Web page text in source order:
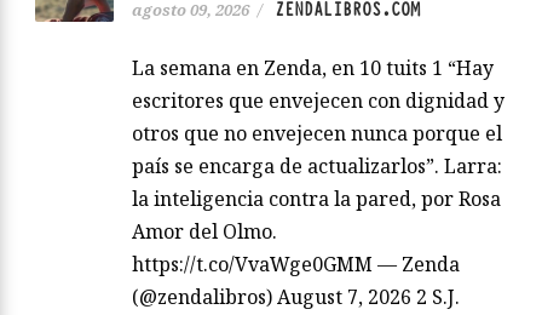
agosto 09, 2026 / ZENDALIBROS.COM
La semana en Zenda, en 10 tuits 1 “Hay
escritores que envejecen con dignidad y
otros que no envejecen nunca porque el
país se encarga de actualizarlos”. Larra:
la inteligencia contra la pared, por Rosa
Amor del Olmo.
https://t.co/VvaWge0GMM — Zenda
(@zendalibros) August 7, 2026 2 S.J.